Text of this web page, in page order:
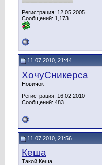
Регистрация: 12.05.2005
Сообщений: 1,173
11.07.2010, 21:44
ХочуСникерса
Новичок
Регистрация: 16.02.2010
Сообщений: 483
11.07.2010, 21:56
Кеша
Такой Кеша